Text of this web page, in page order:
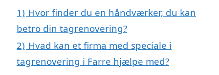
1) Hvor finder du en håndværker, du kan
betro din tagrenovering?
2) Hvad kan et firma med speciale i
tagrenovering i Farre hjælpe med?